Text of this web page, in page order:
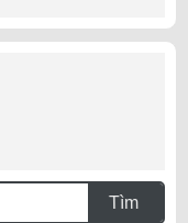
Tìm